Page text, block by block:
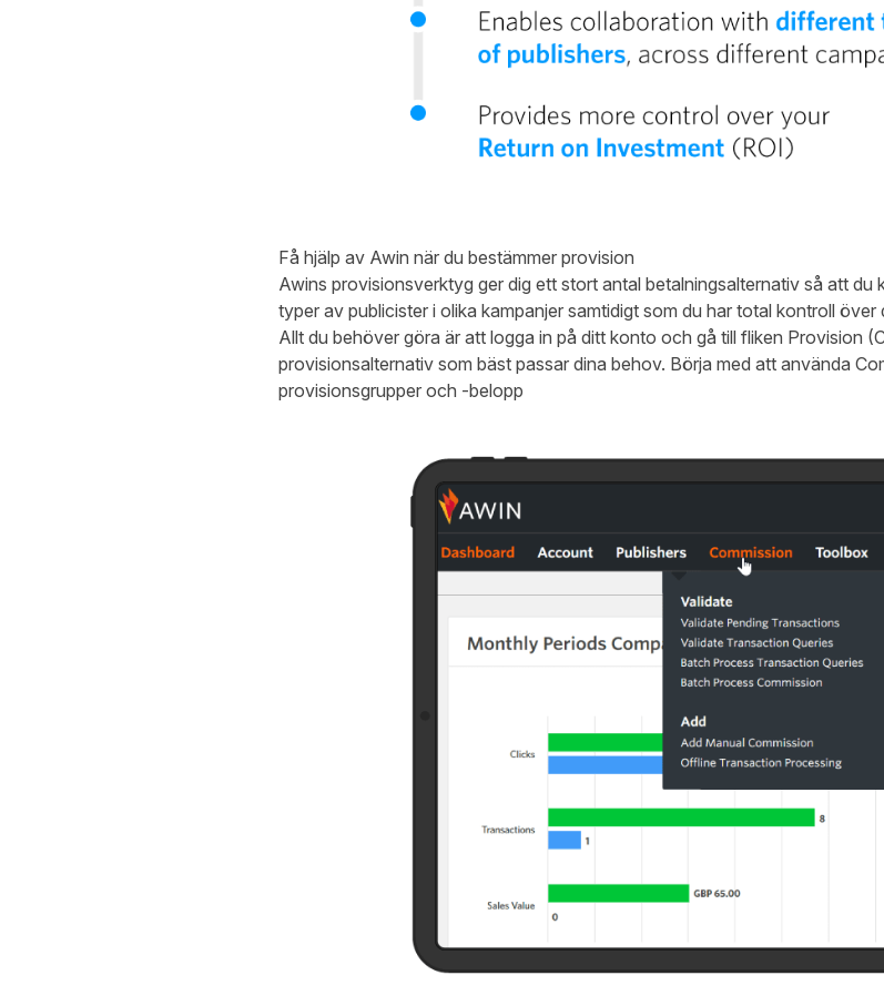
Få hjälp av Awin när du bestämmer provision
Awins provisionsverktyg ger dig ett stort antal betalningsalternativ så att du
typer av publicister i olika kampanjer samtidigt som du har total kontroll över
Allt du behöver göra är att logga in på ditt konto och gå till fliken Provision
provisionsalternativ som bäst passar dina behov. Börja med att använda
provisionsgrupper och -belopp